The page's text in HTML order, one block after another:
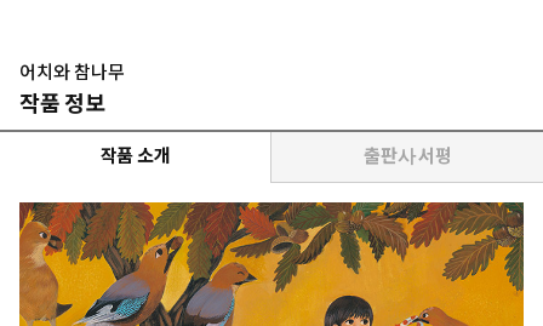
어치와 참나무
작품 정보
작품 소개 출판사 서평